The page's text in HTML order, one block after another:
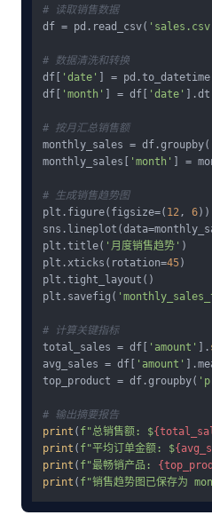
# 读取销售数据
df = pd.read_csv(
# 数据清洗和转换
df[
'date' ] =
df[
'month' ] = df[ 'date'
# 按月汇总销售额
monthly_sales = df.groupby(
monthly_sales[
'month' ] =
# 生成销售趋势图
plt.figure(figsize=( 12, 6))
plt.title( '月度销售趋势' )
plt.xticks(rotation=45)
plt.tight_layout()
plt.savefig(
# 计算关键指标
total_sales = df[
'amount' ].
avg_sales = df[
'amount'
top_product = df.groupby(
# 输出摘要报告
print ( f"总销售额: $
print ( f"平均订单金额: $
print ( f"最畅销产品:
print ( f"销售趋势图已保存为